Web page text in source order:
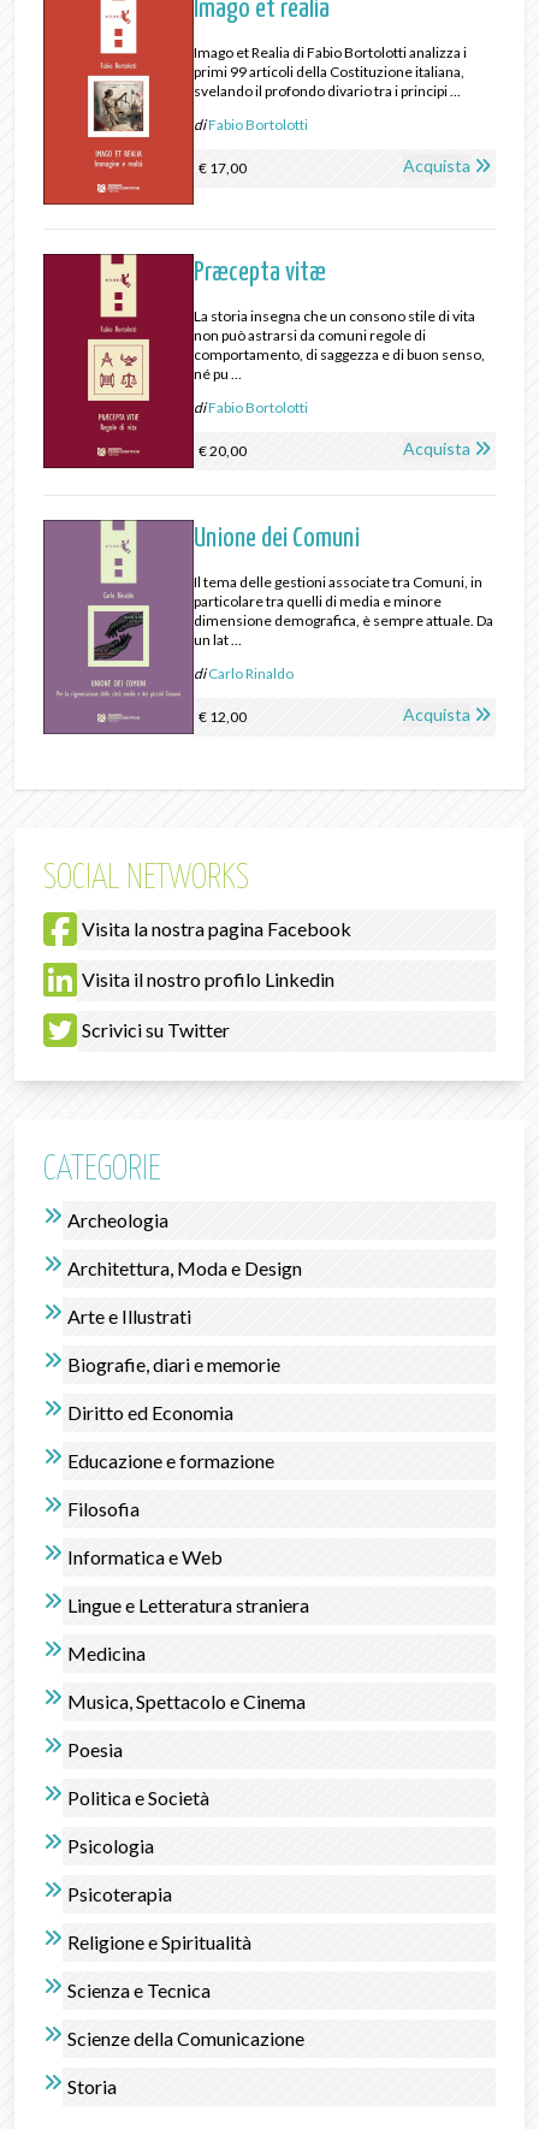
Imago et realia
Imago et Realia di Fabio Bortolotti analizza i
primi 99 articoli della Costituzione italiana,
svelando il profondo divario tra i principi ...
diFabio Bortolotti
€ 17,00 Acquista
Præcepta vitæ
La storia insegna che un consono stile di vita
non può astrarsi da comuni regole di
comportamento, di saggezza e di buon senso,
né pu ...
diFabio Bortolotti
€ 20,00 Acquista
Unione dei Comuni
Il tema delle gestioni associate tra Comuni, in
particolare tra quelli di media e minore
dimensione demografica, è sempre attuale. Da
un lat ...
diCarlo Rinaldo
€ 12,00 Acquista
SOCIAL NETWORKS
Visita la nostra pagina Facebook
Visita il nostro profilo Linkedin
Scrivici su Twitter
CATEGORIE
Archeologia
Architettura, Moda e Design
Arte e Illustrati
Biografie, diari e memorie
Diritto ed Economia
Educazione e formazione
Filosofia
Informatica e Web
Lingue e Letteratura straniera
Medicina
Musica, Spettacolo e Cinema
Poesia
Politica e Società
Psicologia
Psicoterapia
Religione e Spiritualità
Scienza e Tecnica
Scienze della Comunicazione
Storia